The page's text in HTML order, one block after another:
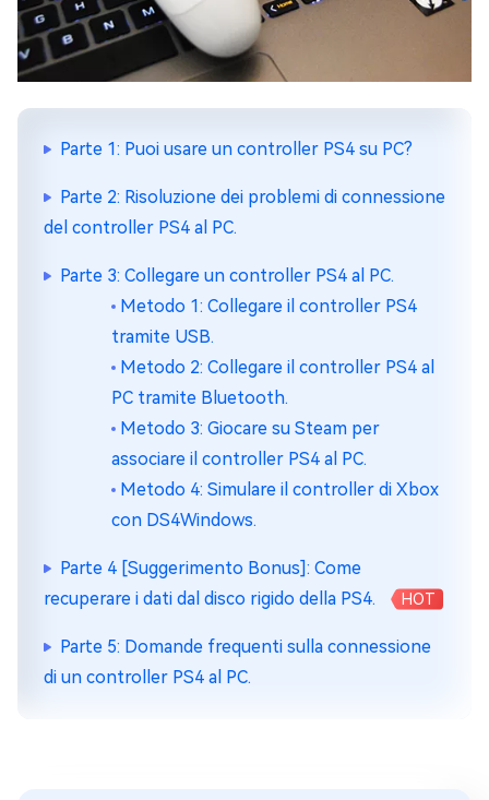
Parte 1: Puoi usare un controller PS4 su PC?
Parte 2: Risoluzione dei problemi di connessione
del controller PS4 al PC.
Parte 3: Collegare un controller PS4 al PC.
Metodo 1: Collegare il controller PS4
tramite USB.
Metodo 2: Collegare il controller PS4 al
PC tramite Bluetooth.
Metodo 3: Giocare su Steam per
associare il controller PS4 al PC.
Metodo 4: Simulare il controller di Xbox
con DS4Windows.
Parte 4 [Suggerimento Bonus]: Come
recuperare i dati dal disco rigido della PS4.
HOT
Parte 5: Domande frequenti sulla connessione
di un controller PS4 al PC.